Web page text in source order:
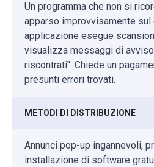
Un programma che non si
apparso improvvisamente sul
applicazione esegue
visualizza messaggi di
riscontrati". Chiede un
presunti errori trovati.
METODI DI DISTRIBUZIONE
Annunci pop-up ingannevoli,
installazione di software